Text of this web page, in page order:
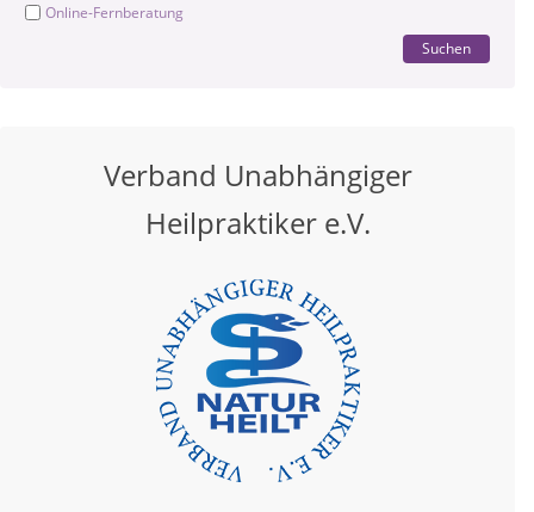
Online-Fernberatung
Suchen
Verband Unabhängiger
Heilpraktiker e.V.